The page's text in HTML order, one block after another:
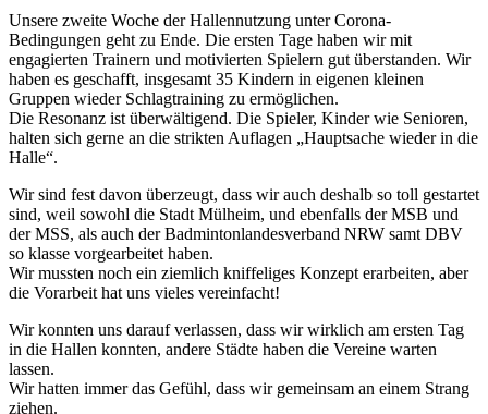
Unsere zweite Woche der Hallennutzung unter Corona-
Bedingungen geht zu Ende. Die ersten Tage haben wir mit
engagierten Trainern und motivierten Spielern gut überstanden. Wir
haben es geschafft, insgesamt 35 Kindern in eigenen kleinen
Gruppen wieder Schlagtraining zu ermöglichen.
Die Resonanz ist überwältigend. Die Spieler, Kinder wie Senioren,
halten sich gerne an die strikten Auflagen „Hauptsache wieder in die
Halle“.
Wir sind fest davon überzeugt, dass wir auch deshalb so toll gestartet
sind, weil sowohl die Stadt Mülheim, und ebenfalls der MSB und
der MSS, als auch der Badmintonlandesverband NRW samt DBV
so klasse vorgearbeitet haben.
Wir mussten noch ein ziemlich kniffeliges Konzept erarbeiten, aber
die Vorarbeit hat uns vieles vereinfacht!
Wir konnten uns darauf verlassen, dass wir wirklich am ersten Tag
in die Hallen konnten, andere Städte haben die Vereine warten
lassen.
Wir hatten immer das Gefühl, dass wir gemeinsam an einem Strang
ziehen.